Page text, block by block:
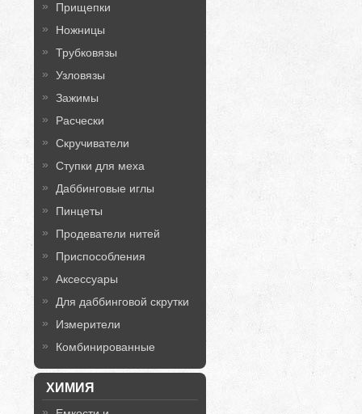
Прищепки
Ножницы
Трубковязы
Узловязы
Зажимы
Расчески
Скручиватели
Ступки для меха
Даббинговые иглы
Пинцеты
Продеватели нитей
Приспособления
Аксессуары
Для даббинговой скрутки
Измерители
Комбинированные
ХИМИЯ